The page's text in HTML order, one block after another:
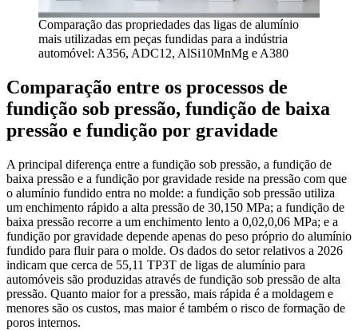
Comparação das propriedades das ligas de alumínio
mais utilizadas em peças fundidas para a indústria
automóvel: A356, ADC12, AlSi10MnMg e A380
Comparação entre os processos de
fundição sob pressão, fundição de baixa
pressão e fundição por gravidade
A principal diferença entre a fundição sob pressão, a fundição de
baixa pressão e a fundição por gravidade reside na pressão com que
o alumínio fundido entra no molde: a fundição sob pressão utiliza
um enchimento rápido a alta pressão de 30,150 MPa; a fundição de
baixa pressão recorre a um enchimento lento a 0,02,0,06 MPa; e a
fundição por gravidade depende apenas do peso próprio do alumínio
fundido para fluir para o molde. Os dados do setor relativos a 2026
indicam que cerca de 55,11 TP3T de ligas de alumínio para
automóveis são produzidas através de fundição sob pressão de alta
pressão. Quanto maior for a pressão, mais rápida é a moldagem e
menores são os custos, mas maior é também o risco de formação de
poros internos.